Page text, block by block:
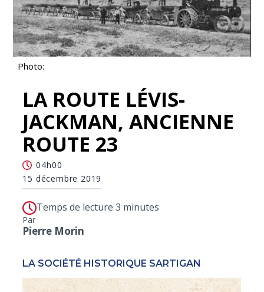
Photo:
LA ROUTE LÉVIS-
JACKMAN, ANCIENNE
ROUTE 23
04h00
15 décembre 2019
Temps de lecture 3 minutes
Par
Pierre Morin
LA SOCIÉTÉ HISTORIQUE SARTIGAN